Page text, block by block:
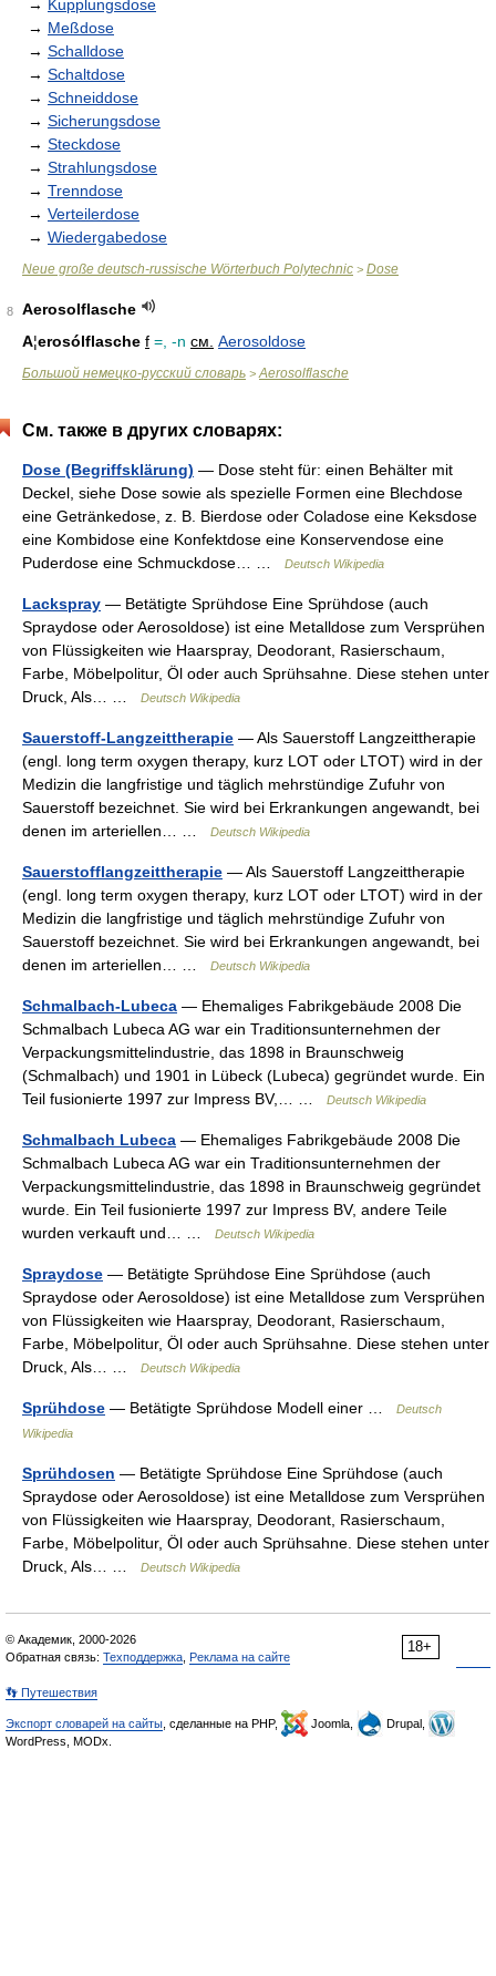
→ Kupplungsdose
→ Meßdose
→ Schalldose
→ Schaltdose
→ Schneiddose
→ Sicherungsdose
→ Steckdose
→ Strahlungsdose
→ Trenndose
→ Verteilerdose
→ Wiedergabedose
Neue große deutsch-russische Wörterbuch Polytechnic > Dose
8
Aerosolflasche
A¦erosólflasche f =, -n см. Aerosoldose
Большой немецко-русский словарь > Aerosolflasche
См. также в других словарях:
Dose (Begriffsklärung) — Dose steht für: einen Behälter mit
Deckel, siehe Dose sowie als spezielle Formen eine Blechdose
eine Getränkedose, z. B. Bierdose oder Coladose eine Keksdose
eine Kombidose eine Konfektdose eine Konservendose eine
Puderdose eine Schmuckdose… …
Deutsch Wikipedia
Lackspray — Betätigte Sprühdose Eine Sprühdose (auch
Spraydose oder Aerosoldose) ist eine Metalldose zum Versprühen
von Flüssigkeiten wie Haarspray, Deodorant, Rasierschaum,
Farbe, Möbelpolitur, Öl oder auch Sprühsahne. Diese stehen unter
Druck, Als… …
Deutsch Wikipedia
Sauerstoff-Langzeittherapie — Als Sauerstoff Langzeittherapie
(engl. long term oxygen therapy, kurz LOT oder LTOT) wird in der
Medizin die langfristige und täglich mehrstündige Zufuhr von
Sauerstoff bezeichnet. Sie wird bei Erkrankungen angewandt, bei
denen im arteriellen… …
Deutsch Wikipedia
Sauerstofflangzeittherapie — Als Sauerstoff Langzeittherapie
(engl. long term oxygen therapy, kurz LOT oder LTOT) wird in der
Medizin die langfristige und täglich mehrstündige Zufuhr von
Sauerstoff bezeichnet. Sie wird bei Erkrankungen angewandt, bei
denen im arteriellen… …
Deutsch Wikipedia
Schmalbach-Lubeca — Ehemaliges Fabrikgebäude 2008 Die
Schmalbach Lubeca AG war ein Traditionsunternehmen der
Verpackungsmittelindustrie, das 1898 in Braunschweig
(Schmalbach) und 1901 in Lübeck (Lubeca) gegründet wurde. Ein
Teil fusionierte 1997 zur Impress BV,… …
Deutsch Wikipedia
Schmalbach Lubeca — Ehemaliges Fabrikgebäude 2008 Die
Schmalbach Lubeca AG war ein Traditionsunternehmen der
Verpackungsmittelindustrie, das 1898 in Braunschweig gegründet
wurde. Ein Teil fusionierte 1997 zur Impress BV, andere Teile
wurden verkauft und… …
Deutsch Wikipedia
Spraydose — Betätigte Sprühdose Eine Sprühdose (auch
Spraydose oder Aerosoldose) ist eine Metalldose zum Versprühen
von Flüssigkeiten wie Haarspray, Deodorant, Rasierschaum,
Farbe, Möbelpolitur, Öl oder auch Sprühsahne. Diese stehen unter
Druck, Als… …
Deutsch Wikipedia
Sprühdose — Betätigte Sprühdose Modell einer …
Deutsch
Wikipedia
Sprühdosen — Betätigte Sprühdose Eine Sprühdose (auch
Spraydose oder Aerosoldose) ist eine Metalldose zum Versprühen
von Flüssigkeiten wie Haarspray, Deodorant, Rasierschaum,
Farbe, Möbelpolitur, Öl oder auch Sprühsahne. Diese stehen unter
Druck, Als… …
Deutsch Wikipedia
18+
© Академик, 2000-2026
Обратная связь: Техподдержка Реклама на сайте
👣 Путешествия
Экспорт словарей на сайты , сделанные на PHP, Joomla,
Drupal,
WordPress, MODx.